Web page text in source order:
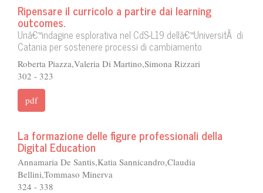
Ripensare il curricolo a partire dai learning
outcomes.
Unâ€™indagine esplorativa nel CdS-L19 dellâ€™UniversitÃ di
Catania per sostenere processi di cambiamento
Roberta Piazza,Valeria Di Martino,Simona Rizzari
302 - 323
pdf
La formazione delle figure professionali della
Digital Education
Annamaria De Santis,Katia Sannicandro,Claudia
Bellini,Tommaso Minerva
324 - 338